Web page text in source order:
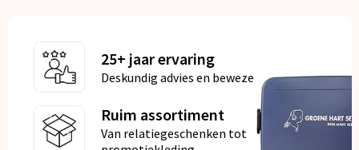
25+ jaar ervaring
Deskundig advies en bewezen kwaliteit
Ruim assortiment
Van relatiegeschenken tot